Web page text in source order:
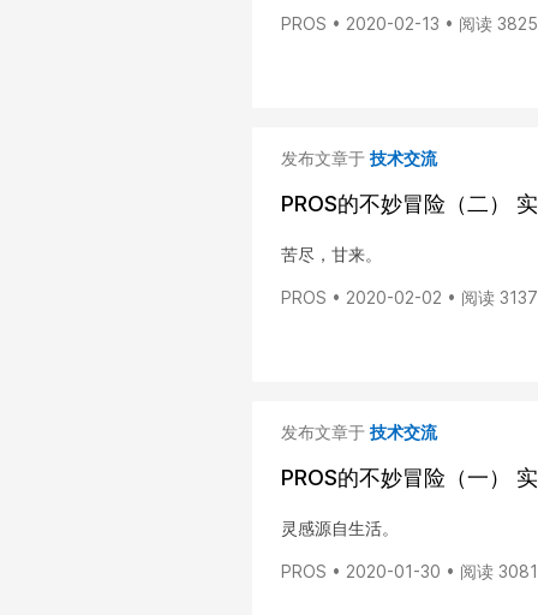
PROS • 2020-02-13 • 阅读 3825
发布文章于 技术交流
PROS的不妙冒险（二）
苦尽，甘来。
PROS • 2020-02-02 • 阅读 3137
发布文章于 技术交流
PROS的不妙冒险（一）
灵感源自生活。
PROS • 2020-01-30 • 阅读 3081